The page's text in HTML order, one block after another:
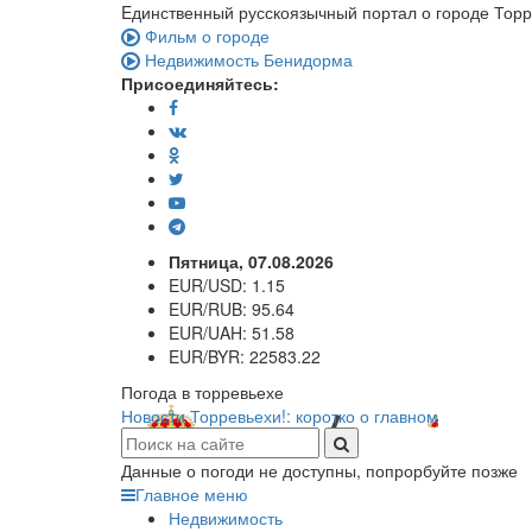
Eдинственный русскоязычный портал о городе
Фильм о городе
Недвижимость Бенидорма
Присоединяйтесь:
Пятница, 07.08.2026
EUR/USD: 1.15
EUR/RUB: 95.64
EUR/UAH: 51.58
EUR/BYR: 22583.22
Погода в торревьехе
Новости Торревьехи!: коротко о главном
Данные о погоди не доступны, попрорбуйте позже
Главное меню
Недвижимость